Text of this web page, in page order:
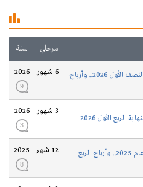
مرحلي سنة
أرباح الحمادي 128.1 مليون ريال بنهاية النصف الأول 2026.. وأرباح
6 شهور 2026
9
3 شهور 2026
3
أرباح الحمادي 241.9 مليون ريال بنهاية عام 2025.. وأرباح الربع
12 شهر 2025
8